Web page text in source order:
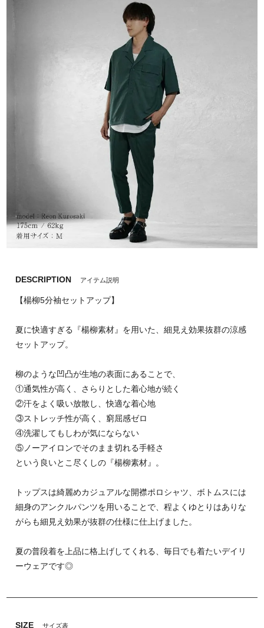
DESCRIPTION アイテム説明
【楊柳5分袖セットアップ】
夏に快適すぎる『楊柳素材』を用いた、細見え効果抜群の涼感
セットアップ。
柳のような凹凸が生地の表面にあることで、
①通気性が高く、さらりとした着心地が続く
②汗をよく吸い放散し、快適な着心地
③ストレッチ性が高く、窮屈感ゼロ
④洗濯してもしわが気にならない
⑤ノーアイロンでそのまま切れる手軽さ
という良いとこ尽くしの『楊柳素材』。
トップスは綺麗めカジュアルな開襟ポロシャツ、ボトムスには
細身のアンクルパンツを用いることで、程よくゆとりはありな
がらも細見え効果が抜群の仕様に仕上げました。
夏の普段着を上品に格上げしてくれる、毎日でも着たいデイリ
ーウェアです◎
SIZE サイズ表